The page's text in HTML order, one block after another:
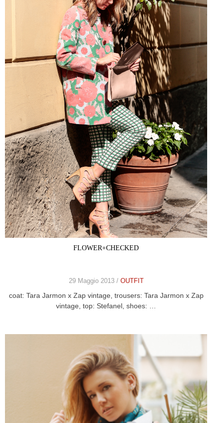
FLOWER+CHECKED
29 Maggio 2013 / OUTFIT
coat: Tara Jarmon x Zap vintage, trousers: Tara Jarmon x Zap
vintage, top: Stefanel, shoes: …